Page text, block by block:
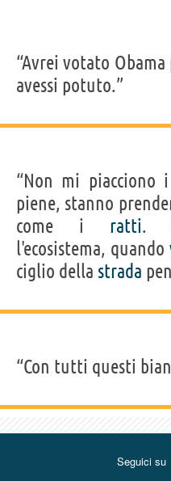
“Avrei votato
avessi potuto.”
“Non mi piacciono
piene, stanno
come i ratti.
l'ecosistema, quando
ciglio della strada
“Con tutti questi
Seguici su